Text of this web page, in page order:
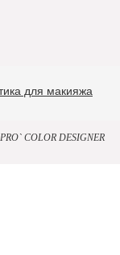
для макияжа
COLOR DESIGNER